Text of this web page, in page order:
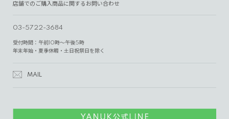
店舗でのご購入商品に関するお問い合わせ
03-5722-3684
受付時間：午前10時～午後5時
年末年始・夏季休暇・土日祝祭日を除く
MAIL